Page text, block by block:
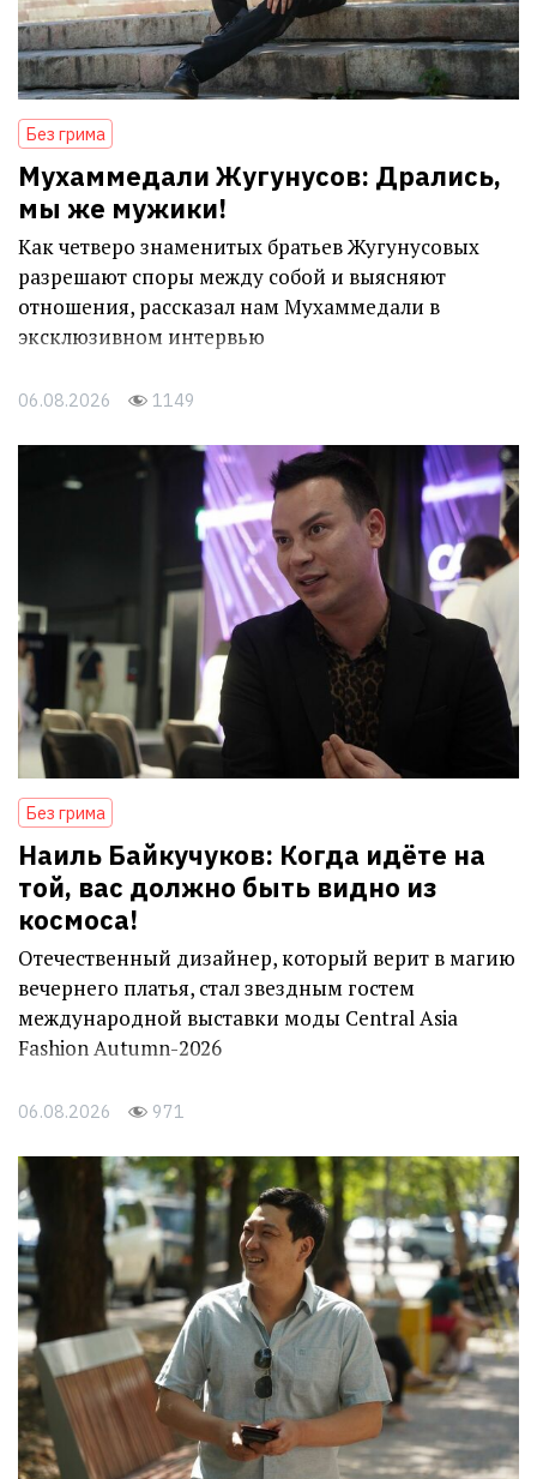
Без грима
Мухаммедали Жугунусов: Дрались,
мы же мужики!
Как четверо знаменитых братьев Жугунусовых
разрешают споры между собой и выясняют
отношения, рассказал нам Мухаммедали в
эксклюзивном интервью
06.08.2026 1149
Без грима
Наиль Байкучуков: Когда идёте на
той, вас должно быть видно из
космоса!
Отечественный дизайнер, который верит в магию
вечернего платья, стал звездным гостем
международной выставки моды Central Asia
Fashion Autumn-2026
06.08.2026 971